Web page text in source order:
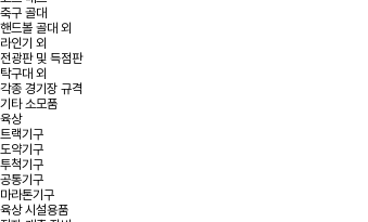
축구 골대
핸드볼 골대 외
라인기 외
전광판 및 득점판
탁구대 외
각종 경기장 규격
기타 소모품
육상
트랙기구
도약기구
투척기구
공통기구
마라톤기구
육상 시설용품